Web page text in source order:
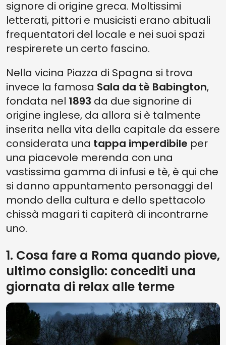
signore di origine greca. Moltissimi
letterati, pittori e musicisti erano abituali
frequentatori del locale e nei suoi spazi
respirerete un certo fascino.
Nella vicina Piazza di Spagna si trova
invece la famosa Sala da tè Babington,
fondata nel 1893 da due signorine di
origine inglese, da allora si è talmente
inserita nella vita della capitale da essere
considerata una tappa imperdibile per
una piacevole merenda con una
vastissima gamma di infusi e tè, è qui che
si danno appuntamento personaggi del
mondo della cultura e dello spettacolo
chissà magari ti capiterà di incontrarne
uno.
1. Cosa fare a Roma quando piove,
ultimo consiglio: concediti una
giornata di relax alle terme